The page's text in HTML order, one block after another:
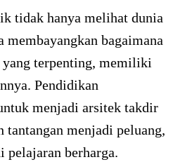
tidak hanya melihat dunia
membayangkan bagaimana
yang terpenting, memiliki
Pendidikan
menjadi arsitek takdir
tantangan menjadi peluang,
pelajaran berharga.